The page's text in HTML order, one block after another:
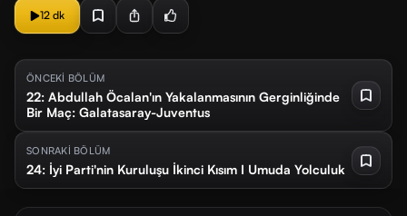
12 dk
ÖNCEKİ BÖLÜM
22: Abdullah Öcalan'ın Yakalanmasının Gerginliğinde
Bir Maç: Galatasaray-Juventus
SONRAKİ BÖLÜM
24: İyi Parti'nin Kuruluşu İkinci Kısım I Umuda Yolculuk